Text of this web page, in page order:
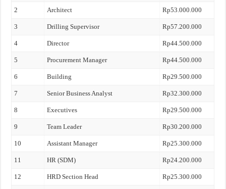
2 Architect Rp53.000.000
3 Drilling Supervisor Rp57.200.000
4 Director Rp44.500.000
5 Procurement Manager Rp44.500.000
6 Building Rp29.500.000
7 Senior Business Analyst Rp32.300.000
8 Executives Rp29.500.000
9 Team Leader Rp30.200.000
10 Assistant Manager Rp25.300.000
11 HR (SDM) Rp24.200.000
12 HRD Section Head Rp25.300.000